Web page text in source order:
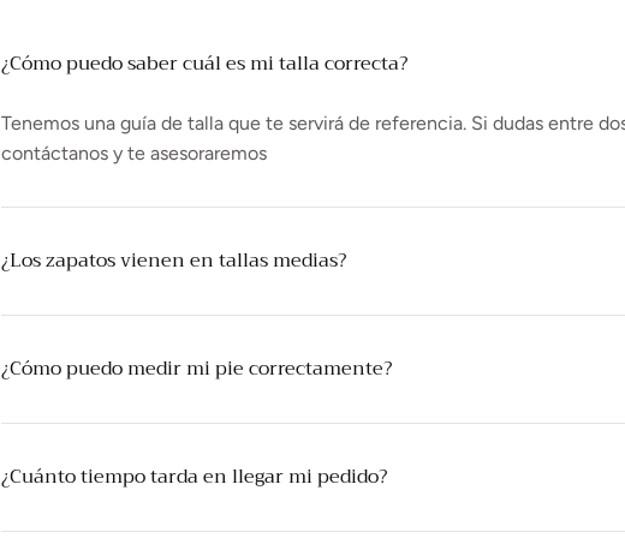
¿Cómo puedo saber cuál es mi talla correcta?
Tenemos una guía de talla que te servirá de referencia. Si dudas entre
contáctanos y te asesoraremos
¿Los zapatos vienen en tallas medias?
¿Cómo puedo medir mi pie correctamente?
¿Cuánto tiempo tarda en llegar mi pedido?